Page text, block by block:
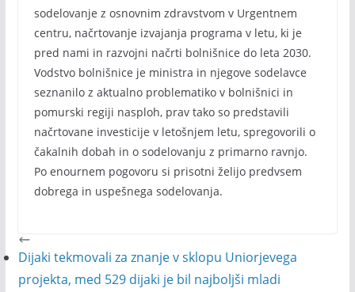
sodelovanje z osnovnim zdravstvom v Urgentnem
centru, načrtovanje izvajanja programa v letu, ki je
pred nami in razvojni načrti bolnišnice do leta 2030.
Vodstvo bolnišnice je ministra in njegove sodelavce
seznanilo z aktualno problematiko v bolnišnici in
pomurski regiji nasploh, prav tako so predstavili
načrtovane investicije v letošnjem letu, spregovorili o
čakalnih dobah in o sodelovanju z primarno ravnjo.
Po enournem pogovoru si prisotni želijo predvsem
dobrega in uspešnega sodelovanja.
Dijaki tekmovali za znanje v sklopu Uniorjevega
projekta, med 529 dijaki je bil najboljši mladi